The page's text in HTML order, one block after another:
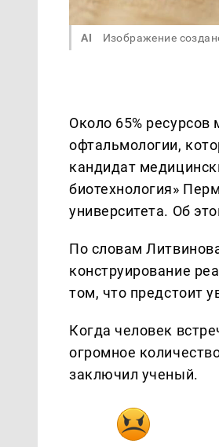
AI Изображение
Около 65%
офтальмологии,
кандидат
биотехнология»
университета. Об
По словам
конструирование
том, что предстоит
Когда человек
огромное
заключил ученый.